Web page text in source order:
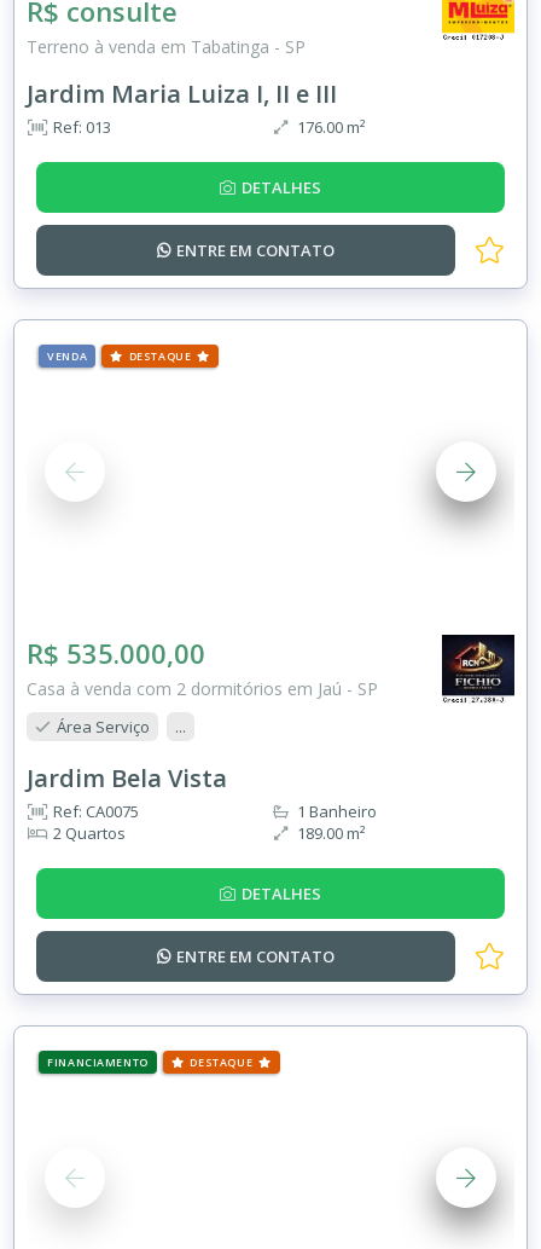
R$ consulte
Terreno à venda em Tabatinga - SP
Jardim Maria Luiza I, II e III
Ref: 013 176.00 m²
DETALHES
ENTRE EM CONTATO
VENDA DESTAQUE
R$ 535.000,00
Casa à venda com 2 dormitórios em Jaú - SP
Área Serviço ...
Jardim Bela Vista
Ref: CA0075
2 Quartos
1 Banheiro
189.00 m²
DETALHES
ENTRE EM CONTATO
FINANCIAMENTO DESTAQUE